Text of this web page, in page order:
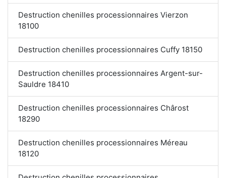
Destruction chenilles processionnaires Vierzon
18100
Destruction chenilles processionnaires Cuffy 18150
Destruction chenilles processionnaires Argent-sur-
Sauldre 18410
Destruction chenilles processionnaires Chârost
18290
Destruction chenilles processionnaires Méreau
18120